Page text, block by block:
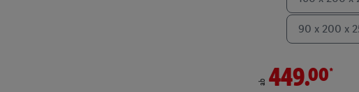
90 x 200 x
ab 449.00*